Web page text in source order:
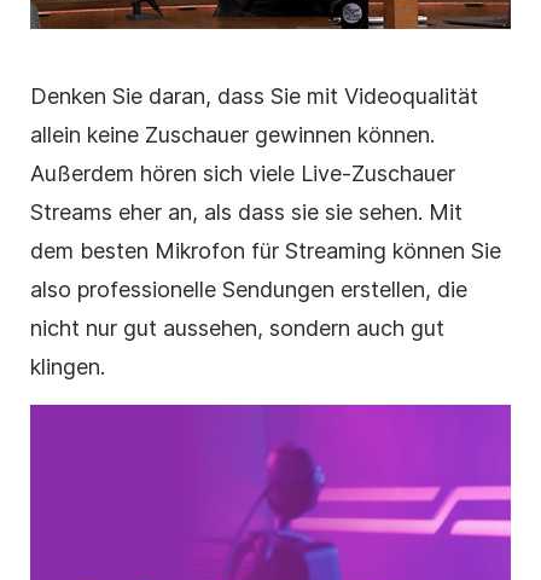
Denken Sie daran, dass Sie mit Videoqualität
allein keine Zuschauer gewinnen können.
Außerdem hören sich viele Live-Zuschauer
Streams eher an, als dass sie sie sehen. Mit
dem besten Mikrofon für Streaming können Sie
also professionelle Sendungen erstellen, die
nicht nur gut aussehen, sondern auch gut
klingen.